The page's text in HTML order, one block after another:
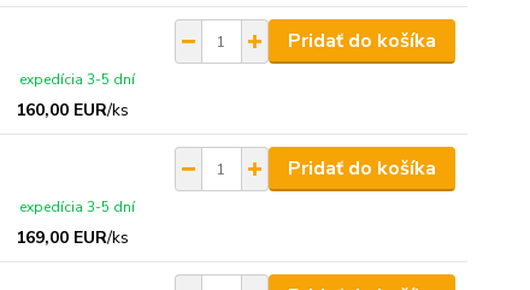
160,00 EUR/ks
expedícia 3-5 dní
Pridať do košíka
169,00 EUR/ks
expedícia 3-5 dní
Pridať do košíka